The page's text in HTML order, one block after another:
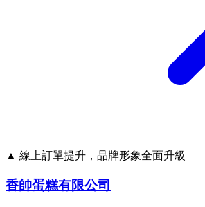
▲ 線上訂單提升，品牌形象全面升級
香帥蛋糕有限公司